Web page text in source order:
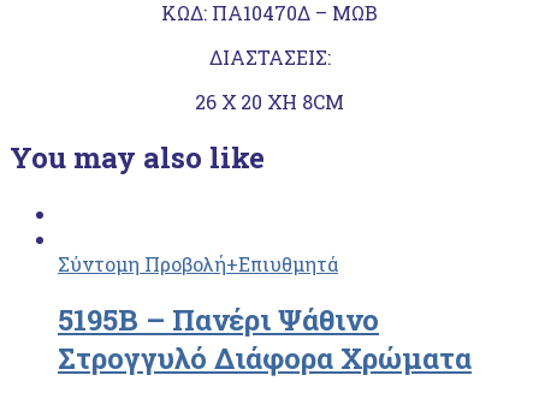
ΚΩΔ: ΠΑ10470Δ – ΜΩΒ
ΔΙΑΣΤΑΣΕΙΣ:
26 Χ 20 ΧΗ 8CM
You may also like
Σύντομη Προβολή+Επιυθμητά
5195Β – Πανέρι Ψάθινο
Στρογγυλό Διάφορα Χρώματα